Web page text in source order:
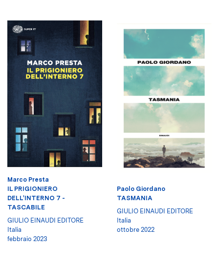
Marco Presta
IL PRIGIONIERO
DELL'INTERNO 7 -
TASCABILE
GIULIO EINAUDI EDITORE
Italia
febbraio 2023
Paolo Giordano
TASMANIA
GIULIO EINAUDI EDITORE
Italia
ottobre 2022